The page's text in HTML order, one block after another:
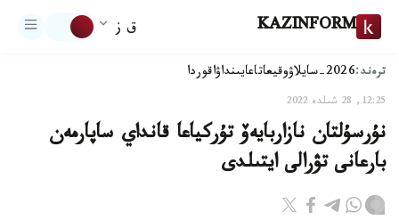
KAZINFORM ق ز
ترەند:2026-سايلاۋ وقيعاتاعايىنداۋاقوردا
12:25, 28 شىلدە 2022
نۇرسۇلتان نازاربايەۆ تۇركياعا قانداي ساپارمەن
بارعانى تۋرالى ايتىلدى